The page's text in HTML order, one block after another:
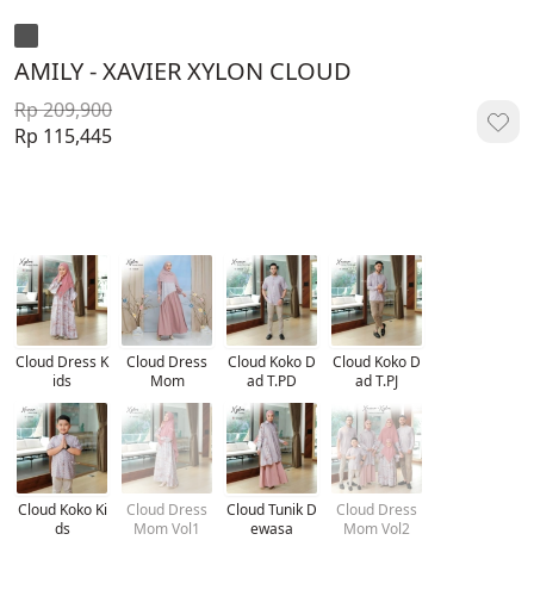
AMILY - XAVIER XYLON CLOUD
Rp 209,900
Rp 115,445
Cloud Dress K
ids
Cloud Dress
Mom
Cloud Koko D
ad T.PD
Cloud Koko D
ad T.PJ
Cloud Koko Ki
ds
Cloud Dress
Mom Vol1
Cloud Tunik D
ewasa
Cloud Dress
Mom Vol2